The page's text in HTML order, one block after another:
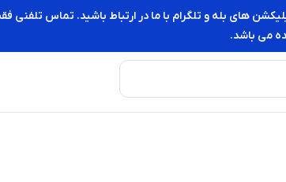
های بله و تلگرام با ما در ارتباط باشید. تماس
می باشد.